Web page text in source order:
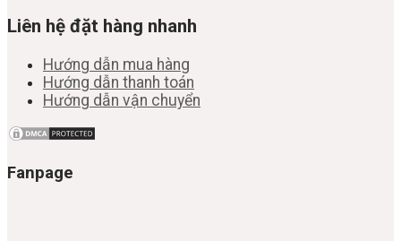
Liên hệ đặt hàng nhanh
Hướng dẫn mua hàng
Hướng dẫn thanh toán
Hướng dẫn vận chuyển
Fanpage